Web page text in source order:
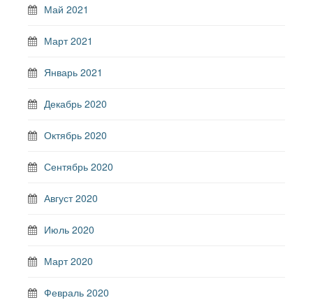
Май 2021
Март 2021
Январь 2021
Декабрь 2020
Октябрь 2020
Сентябрь 2020
Август 2020
Июль 2020
Март 2020
Февраль 2020